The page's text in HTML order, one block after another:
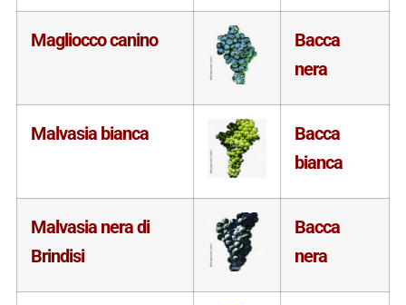
Magliocco canino
Bacca
nera
Malvasia bianca
Bacca
bianca
Malvasia nera di
Brindisi
Bacca
nera